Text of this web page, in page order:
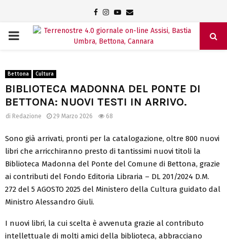
Facebook
Instagram
Youtube
Email
PRIMARY
Bettona Cultura
BIBLIOTECA MADONNA DEL PONTE DI
BETTONA: NUOVI TESTI IN ARRIVO.
di Redazione 29 Marzo 2026 68
Sono già arrivati, pronti per la catalogazione, oltre 800 nuovi
libri che arricchiranno presto di tantissimi nuovi titoli la
Biblioteca Madonna del Ponte del Comune di Bettona, grazie
ai contributi del Fondo Editoria Libraria – DL 201/2024 D.M.
272 del 5 AGOSTO 2025 del Ministero della Cultura guidato dal
Ministro Alessandro Giuli.
I nuovi libri, la cui scelta è avvenuta grazie al contributo
intellettuale di molti amici della biblioteca, abbracciano